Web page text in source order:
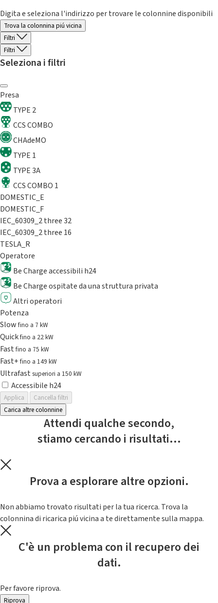
Digita e seleziona l'indirizzo per trovare le colonnine disponibili
Trova la colonnina piú vicina
Filtri
Filtri
Seleziona i filtri
Presa
TYPE 2
CCS COMBO
CHAdeMO
TYPE 1
TYPE 3A
CCS COMBO 1
DOMESTIC_E
DOMESTIC_F
IEC_60309_2 three 32
IEC_60309_2 three 16
TESLA_R
Operatore
Be Charge accessibili h24
Be Charge ospitate da una struttura privata
Altri operatori
Potenza
Slowfino a 7 kW
Quickfino a 22 kW
Fastfino a 75 kW
Fast+fino a 149 kW
Ultrafast superiori a 150 kW
Accessibile h24
Applica
Cancella filtri
Carica altre colonnine
Attendi qualche secondo,
stiamo cercando i risultati...
Prova a esplorare altre opzioni.
Non abbiamo trovato risultati per la tua ricerca. Trova la
colonnina di ricarica piú vicina a te direttamente sulla mappa.
C'è un problema con il recupero dei
dati.
Per favore riprova.
Riprova